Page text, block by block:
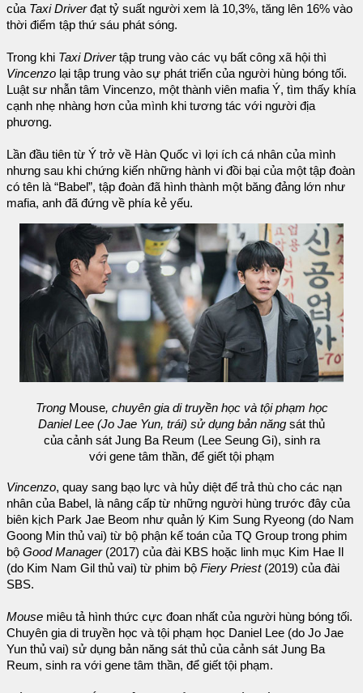
của Taxi Driverđạt tỷ suất người xem là 10,3%, tăng lên 16% vào
thời điểm tập thứ sáu phát sóng.
Trong khi Taxi Drivertập trung vào các vụ bất công xã hội thì
Vincenzo lại tập trung vào sự phát triển của người hùng bóng tối.
Luật sư nhẫn tâm Vincenzo, một thành viên mafia Ý, tìm thấy khía
cạnh nhẹ nhàng hơn của mình khi tương tác với người địa
phương.
Lần đầu tiên từ Ý trở về Hàn Quốc vì lợi ích cá nhân của mình
nhưng sau khi chứng kiến ​​những hành vi đồi bại của một tập đoàn
có tên là “Babel”, tập đoàn đã hình thành một băng đảng lớn như
mafia, anh đã đứng về phía kẻ yếu.
Trong Mouse, chuyên gia di truyền học và tội phạm học
Daniel Lee (Jo Jae Yun, trái) sử dụng bản năng sát thủ
của cảnh sát Jung Ba Reum (Lee Seung Gi), sinh ra
với gene tâm thần, để giết tội phạm
Vincenzo, quay sang bạo lực và hủy diệt để trả thù cho các nạn
nhân của Babel, là nâng cấp từ những người hùng trước đây của
biên kịch Park Jae Beom như quản lý Kim Sung Ryeong (do Nam
Goong Min thủ vai) từ bộ phận kế toán của TQ Group trong phim
bộ Good Manager(2017) của đài KBS hoặc linh mục Kim Hae Il
(do Kim Nam Gil thủ vai) từ phim bộ Fiery Priest(2019) của đài
SBS.
Mouse miêu tả hình thức cực đoan nhất của người hùng bóng tối.
Chuyên gia di truyền học và tội phạm học Daniel Lee (do Jo Jae
Yun thủ vai) sử dụng bản năng sát thủ của cảnh sát Jung Ba
Reum, sinh ra với gene tâm thần, để giết tội phạm.